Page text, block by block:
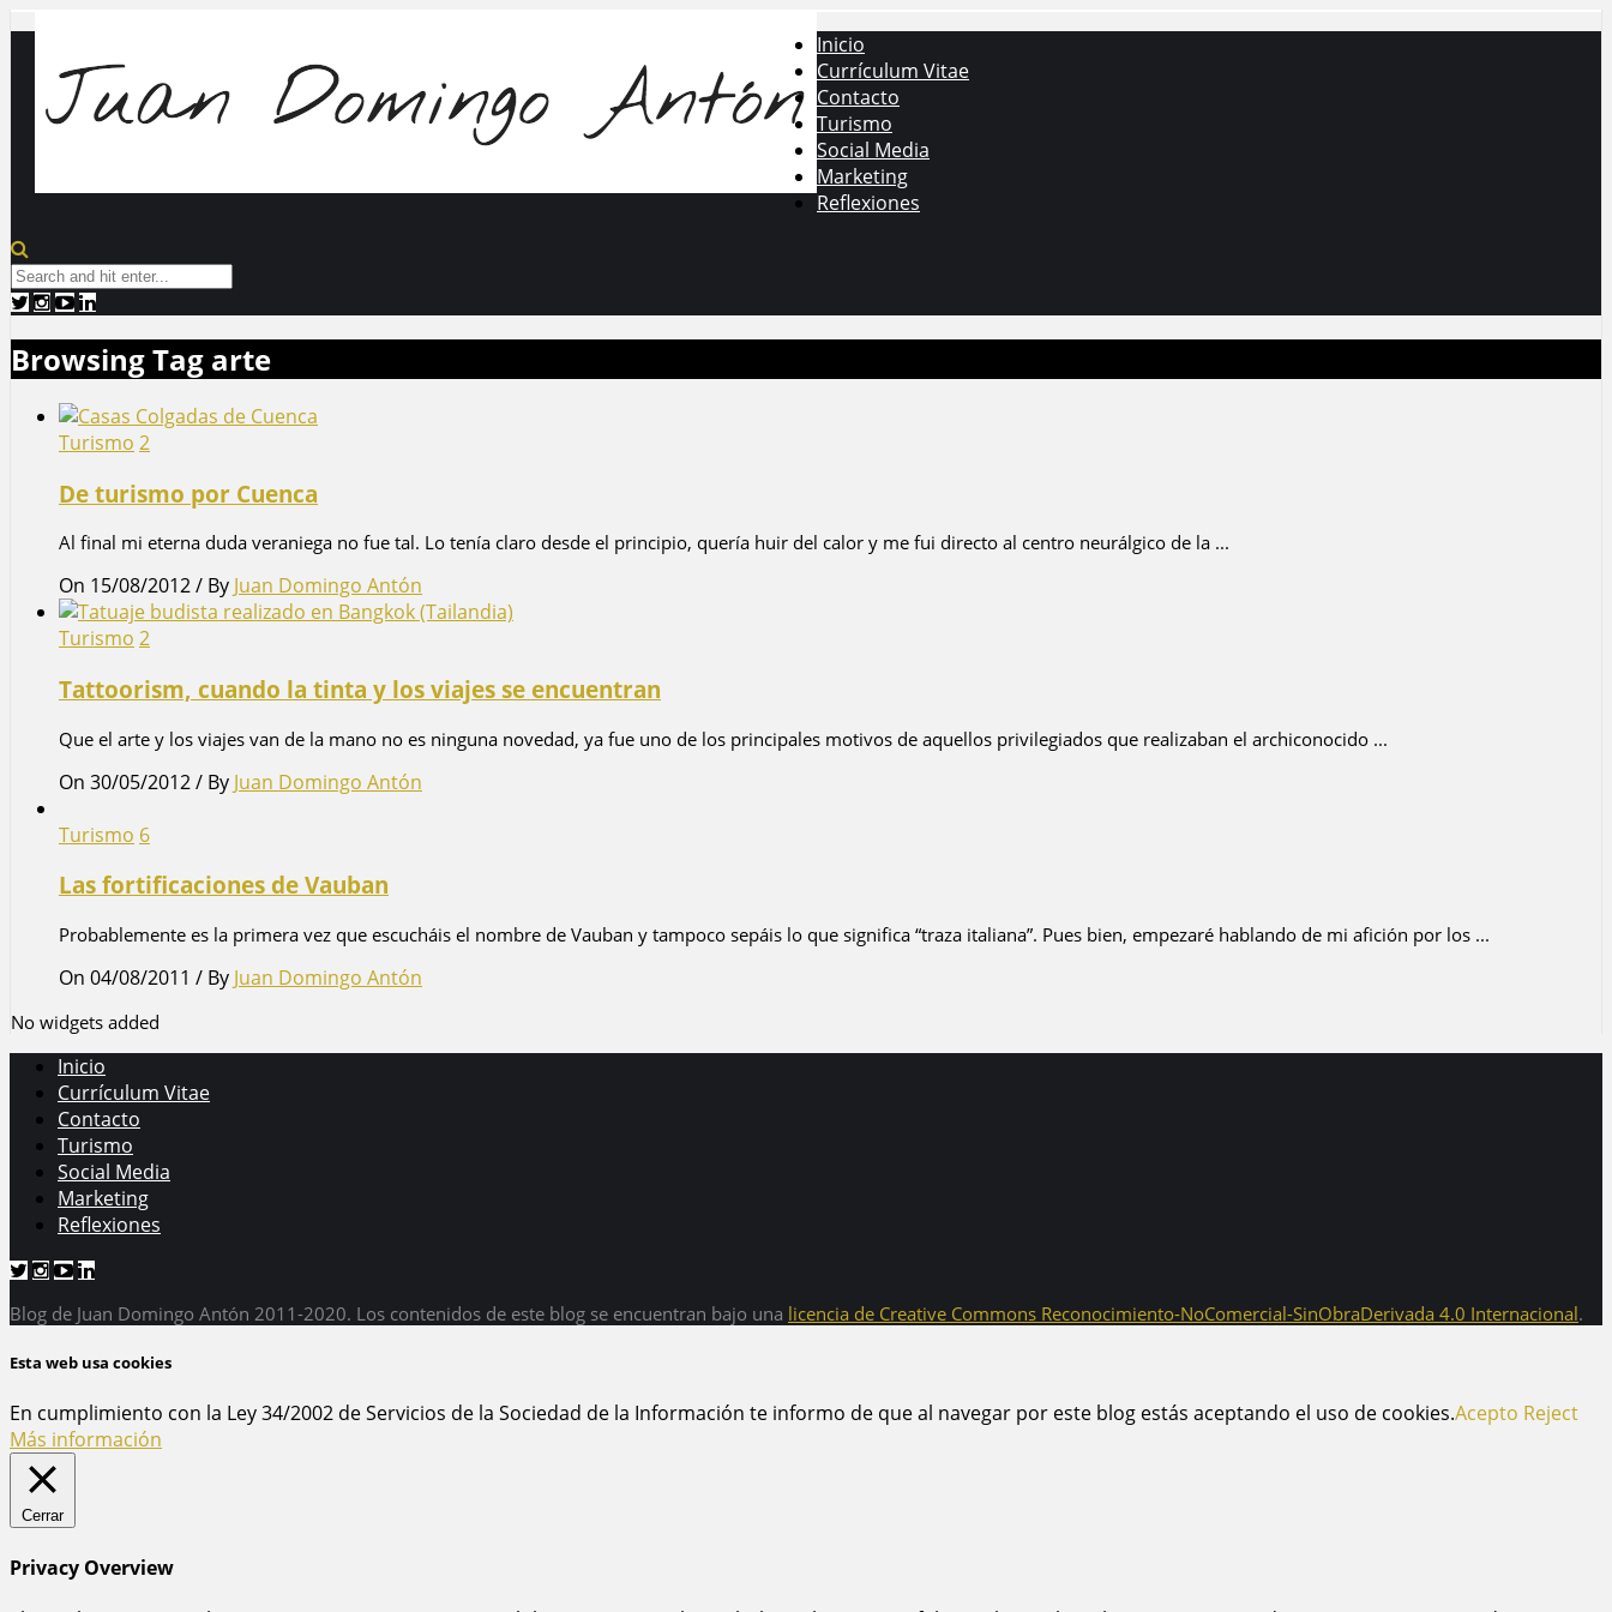
Inicio
Currículum Vitae
Contacto
Turismo
Social Media
Marketing
Reflexiones
Browsing Tag arte
Turismo 2
De turismo por Cuenca
Al final mi eterna duda veraniega no fue tal. Lo tenía claro desde el principio, quería huir del calor y me fui directo al centro neurálgico de la ...
On 15/08/2012/ By Juan Domingo Antón
Turismo 2
Tattoorism, cuando la tinta y los viajes se encuentran
Que el arte y los viajes van de la mano no es ninguna novedad, ya fue uno de los principales motivos de aquellos privilegiados que realizaban el archiconocido ...
On 30/05/2012/ By Juan Domingo Antón
Turismo 6
Las fortificaciones de Vauban
Probablemente es la primera vez que escucháis el nombre de Vauban y tampoco sepáis lo que significa “traza italiana”. Pues bien, empezaré hablando de mi afición por los ...
On 04/08/2011 / By Juan Domingo Antón
No widgets added
Inicio
Currículum Vitae
Contacto
Turismo
Social Media
Marketing
Reflexiones
Blog de Juan Domingo Antón 2011-2020. Los contenidos de este blog se encuentran bajo una licencia de Creative Commons Reconocimiento-NoComercial-SinObraDerivada 4.0 Internacional.
Esta web usa cookies
En cumplimiento con la Ley 34/2002 de Servicios de la Sociedad de la Información te informo de que al navegar por este blog estás aceptando el uso de cookies.Acepto Reject
Más información
Cerrar
Privacy Overview